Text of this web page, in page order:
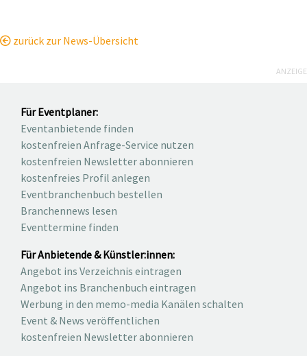
zurück zur News-Übersicht
ANZEIGE
Für Eventplaner:
Eventanbietende finden
kostenfreien Anfrage-Service nutzen
kostenfreien Newsletter abonnieren
kostenfreies Profil anlegen
Eventbranchenbuch bestellen
Branchennews lesen
Eventtermine finden
Für Anbietende & Künstler:innen:
Angebot ins Verzeichnis eintragen
Angebot ins Branchenbuch eintragen
Werbung in den memo-media Kanälen schalten
Event & News veröffentlichen
kostenfreien Newsletter abonnieren